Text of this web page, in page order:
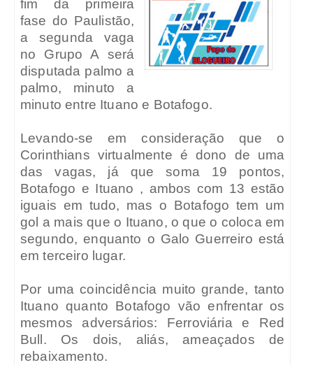
fim da primeira
fase do Paulistão,
a segunda vaga
no Grupo A será
disputada palmo a
palmo, minuto a
minuto entre Ituano e Botafogo.
Levando-se em consideração que o
Corinthians virtualmente é dono de uma
das vagas, já que soma 19 pontos,
Botafogo e Ituano , ambos com 13 estão
iguais em tudo, mas o Botafogo tem um
gol a mais que o Ituano, o que o coloca em
segundo, enquanto o Galo Guerreiro está
em terceiro lugar.
Por uma coincidência muito grande, tanto
Ituano quanto Botafogo vão enfrentar os
mesmos adversários: Ferroviária e Red
Bull. Os dois, aliás, ameaçados de
rebaixamento.